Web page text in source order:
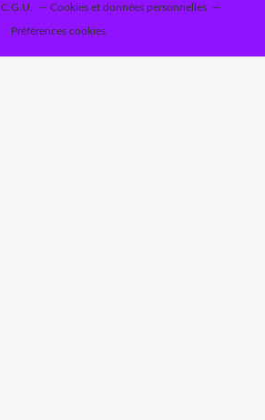
C.G.U. Cookies et données personnelles
Préférences cookies